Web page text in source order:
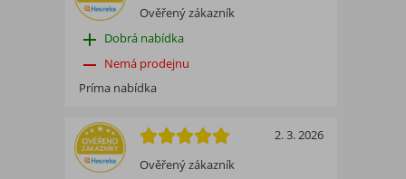
Ověřený zákazník
add Dobrá nabídka
remove Nemá prodejnu
Príma nabídka
Ověřený zákazník
2. 3. 2026